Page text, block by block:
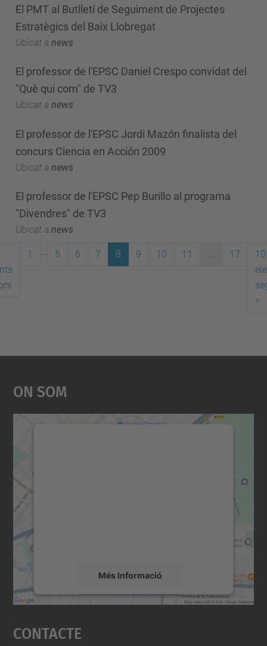
El PMT al Butlletí de Seguiment de Projectes
Estratègics del Baix Llobregat
Ubicat a news
El professor de l'EPSC Daniel Crespo convidat del
"Què qui com" de TV3
Ubicat a news
El professor de l'EPSC Jordi Mazón finalista del
concurs Ciencia en Acción 2009
Ubicat a news
El professor de l'EPSC Pep Burillo al programa
"Divendres" de TV3
Ubicat a news
1 5 6 7 8 9 10 11 ... 17
10
>
On Som
Més Informació
Accepta
powered by
Contacte